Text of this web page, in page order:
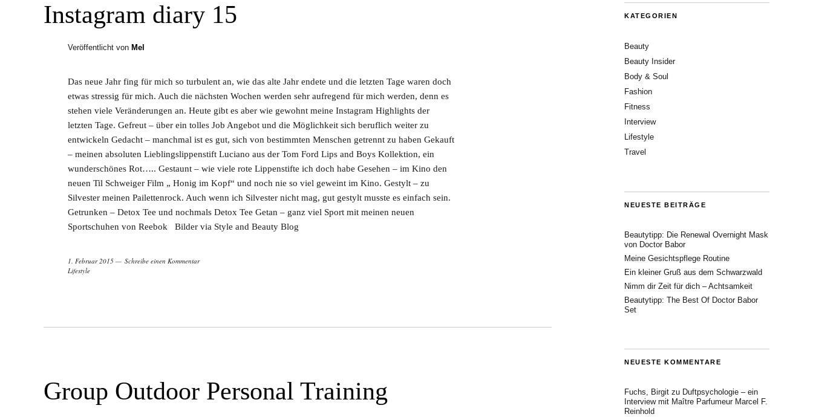
Instagram diary 15
Veröffentlicht von Mel
Das neue Jahr fing für mich so turbulent an, wie das alte Jahr endete und die letzten Tage waren doch
etwas stressig für mich. Auch die nächsten Wochen werden sehr aufregend für mich werden, denn es
stehen viele Veränderungen an. Heute gibt es aber wie gewohnt meine Instagram Highlights der
letzten Tage. Gefreut – über ein tolles Job Angebot und die Möglichkeit sich beruflich weiter zu
entwickeln Gedacht – manchmal ist es gut, sich von bestimmten Menschen getrennt zu haben Gekauft
– meinen absoluten Lieblingslippenstift Luciano aus der Tom Ford Lips and Boys Kollektion, ein
wunderschönes Rot….. Gestaunt – wie viele rote Lippenstifte ich doch habe Gesehen – im Kino den
neuen Til Schweiger Film „ Honig im Kopf“ und noch nie so viel geweint im Kino. Gestylt – zu
Silvester meinen Pailettenrock. Auch wenn ich Silvester nicht mag, gut gestylt musste es einfach sein.
Getrunken – Detox Tee und nochmals Detox Tee Getan – ganz viel Sport mit meinen neuen
Sportschuhen von Reebok Bilder via Style and Beauty Blog
1. Februar 2015
Schreibe einen Kommentar
Lifestyle
Group Outdoor Personal Training
KATEGORIEN
Beauty
Beauty Insider
Body & Soul
Fashion
Fitness
Interview
Lifestyle
Travel
NEUESTE BEITRÄGE
Beautytipp: Die Renewal Overnight Mask
von Doctor Babor
Meine Gesichtspflege Routine
Ein kleiner Gruß aus dem Schwarzwald
Nimm dir Zeit für dich – Achtsamkeit
Beautytipp: The Best Of Doctor Babor
Set
NEUESTE KOMMENTARE
Fuchs, Birgit zu Duftpsychologie – ein
Interview mit Maître Parfumeur Marcel F.
Reinhold